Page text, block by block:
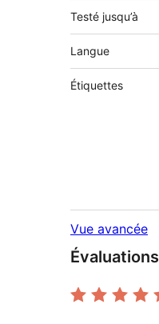
Testé jusqu’à
Langue
Étiquettes
Vue avancée
Évaluations